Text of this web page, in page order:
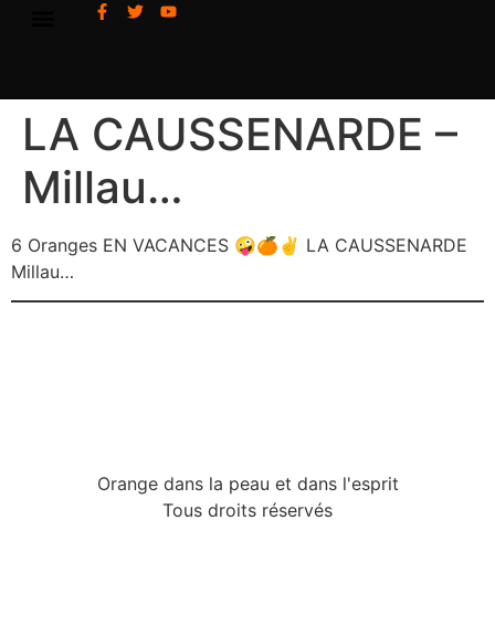
LA CAUSSENARDE –
Millau…
6 Oranges EN VACANCES 🤪🍊✌️ LA CAUSSENARDE
Millau…
Orange dans la peau et dans l'esprit
Tous droits réservés